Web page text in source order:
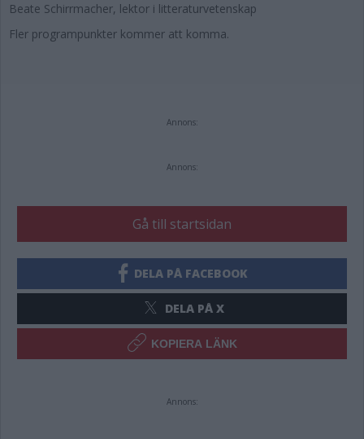
Beate Schirrmacher, lektor i litteraturvetenskap
Fler programpunkter kommer att komma.
Annons:
Annons:
Gå till startsidan
DELA PÅ FACEBOOK
DELA PÅ X
KOPIERA LÄNK
Annons: